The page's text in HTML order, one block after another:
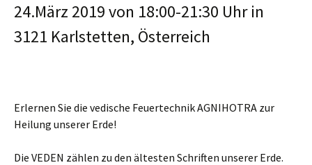
24.März 2019 von 18:00-21:30 Uhr in
3121 Karlstetten, Österreich
Erlernen Sie die vedische Feuertechnik AGNIHOTRA zur
Heilung unserer Erde!
Die VEDEN zählen zu den ältesten Schriften unserer Erde.